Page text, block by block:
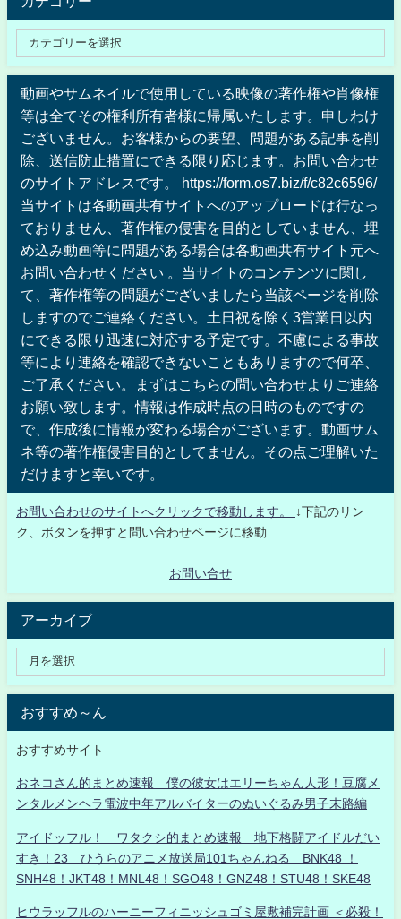
動画やサムネイルで使用している映像の著作権や肖像権
等は全てその権利所有者様に帰属いたします。申しわけ
ございません。お客様からの要望、問題がある記事を削
除、送信防止措置にできる限り応じます。お問い合わせ
のサイトアドレスです。 https://form.os7.biz/f/c82c6596/
当サイトは各動画共有サイトへのアップロードは行なっ
ておりません、著作権の侵害を目的としていません、埋
め込み動画等に問題がある場合は各動画共有サイト元へ
お問い合わせください 。当サイトのコンテンツに関し
て、著作権等の問題がございましたら当該ページを削除
しますのでご連絡ください。土日祝を除く3営業日以内
にできる限り迅速に対応する予定です。不慮による事故
等により連絡を確認できないこともありますので何卒、
ご了承ください。まずはこちらの問い合わせよりご連絡
お願い致します。情報は作成時点の日時のものですの
で、作成後に情報が変わる場合がございます。動画サム
ネ等の著作権侵害目的としてません。その点ご理解いた
だけますと幸いです。
お問い合わせのサイトへクリックで移動します。
↓下記のリン
ク、ボタンを押すと問い合わせページに移動
お問い合せ
アーカイブ
おすすめ～ん
おすすめサイト
おネコさん的まとめ速報 僕の彼女はエリーちゃん人形！豆腐メ
ンタルメンヘラ電波中年アルバイターのぬいぐるみ男子末路編
アイドッフル！ ワタクシ的まとめ速報 地下格闘アイドルだい
すき！23 ひうらのアニメ放送局101ちゃんねる BNK48 ！
SNH48！JKT48！MNL48！SGO48！GNZ48！STU48！SKE48
ヒウラッフルのハーニーフィニッシュゴミ屋敷補完計画 ＜必殺！